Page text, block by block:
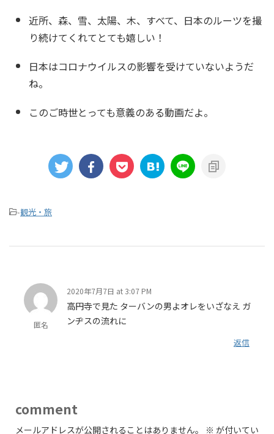
近所、森、雪、太陽、木、すべて、日本のルーツを撮
り続けてくれてとても嬉しい！
日本はコロナウイルスの影響を受けていないようだ
ね。
このご時世とっても意義のある動画だよ。
-観光・旅
匿名
2020年7月7日 at 3:07 PM
高円寺で見た ターバンの男よオレをいざなえ ガ
ンヂスの流れに
返信
comment
メールアドレスが公開されることはありません。 ※ が付いてい